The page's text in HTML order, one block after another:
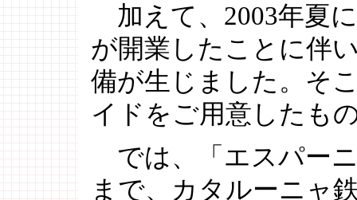
加えて、2003年夏
が開業したことに伴
備が生じました。そ
イドをご用意したも
では、「エスパー
まで、カタルーニャ